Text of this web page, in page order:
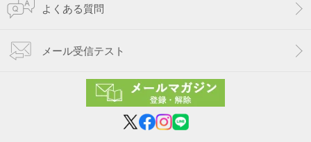
よくある質問
メール受信テスト